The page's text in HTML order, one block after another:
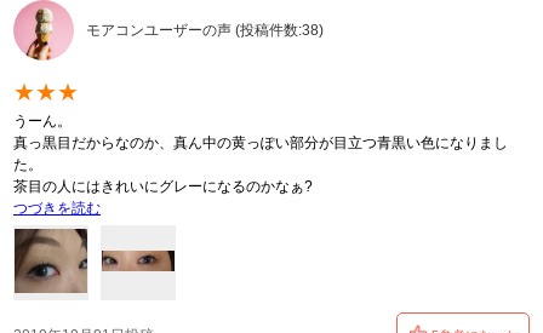
モアコンユーザーの声 (投稿件数:38)
★★★
うーん。
真っ黒目だからなのか、真ん中の黄っぽい部分が目立つ青黒い色になりまし
た。
茶目の人にはきれいにグレーになるのかなぁ?
つづきを読む